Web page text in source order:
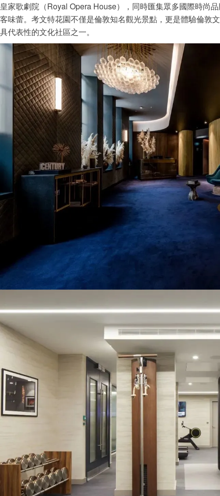
皇家歌劇院（Royal Opera House），同時匯集眾多國際時尚
客味蕾。考文特花園不僅是倫敦知名觀光景點，更是體驗倫敦
具代表性的文化社區之一。